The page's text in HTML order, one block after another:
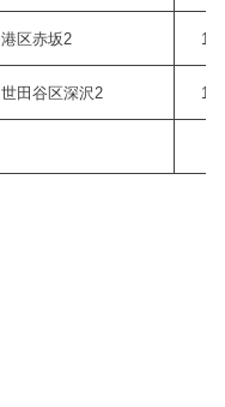
港区赤坂2
世田谷区深沢2